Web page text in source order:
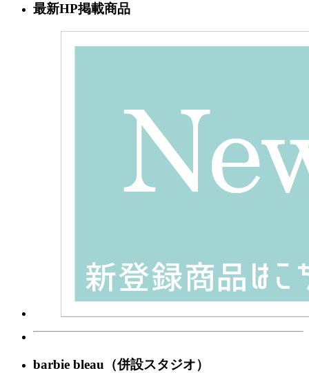
最新HP掲載商品
barbie bleau（併設スタジオ）